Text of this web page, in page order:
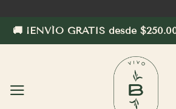
contenido
🚚 ¡ENVÍO GRATIS desde